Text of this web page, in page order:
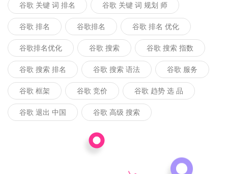
谷歌 关键 词 排名 谷歌 关键 词 规划 师
谷歌 排名 谷歌排名 谷歌 排名 优化
谷歌排名优化 谷歌 搜索 谷歌 搜索 指数
谷歌 搜索 排名 谷歌 搜索 语法 谷歌 服务
谷歌 框架 谷歌 竞价 谷歌 趋势 选 品
谷歌 退出 中国 谷歌 高级 搜索